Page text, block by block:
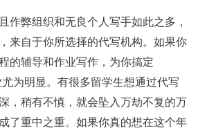
弊组织和无良个人写手如此之多，
来自于你所选择的代写机构。如果你
的辅导和作业写作，为你搞定
为明显。有很多留学生想通过代写
，稍有不慎，就会坠入万劫不复的万
了重中之重。如果你真的想在这个年